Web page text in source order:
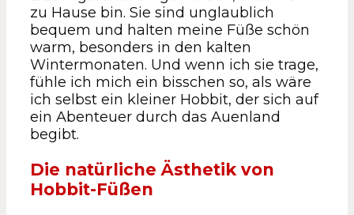
zu Hause bin. Sie sind unglaublich
bequem und halten meine Füße schön
warm, besonders in den kalten
Wintermonaten. Und wenn ich sie trage,
fühle ich mich ein bisschen so, als wäre
ich selbst ein kleiner Hobbit, der sich auf
ein Abenteuer durch das Auenland
begibt.
Die natürliche Ästhetik von
Hobbit-Füßen